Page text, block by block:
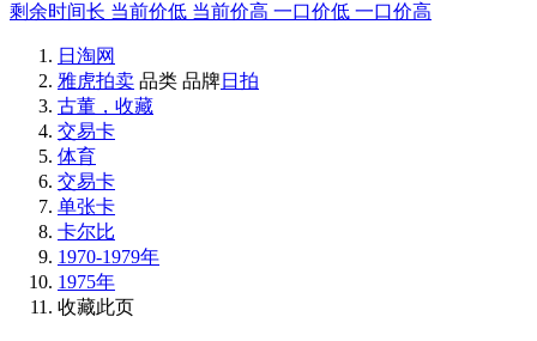
剩余时间长 当前价低 当前价高 一口价低 一口价高
日淘网
雅虎拍卖 品类 品牌日拍
古董，收藏
交易卡
体育
交易卡
单张卡
卡尔比
1970-1979年
1975年
收藏此页